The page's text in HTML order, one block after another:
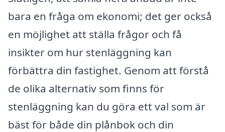
bara en fråga om ekonomi; det ger också
en möjlighet att ställa frågor och få
insikter om hur stenläggning kan
förbättra din fastighet. Genom att förstå
de olika alternativ som finns för
stenläggning kan du göra ett val som är
bäst för både din plånbok och din